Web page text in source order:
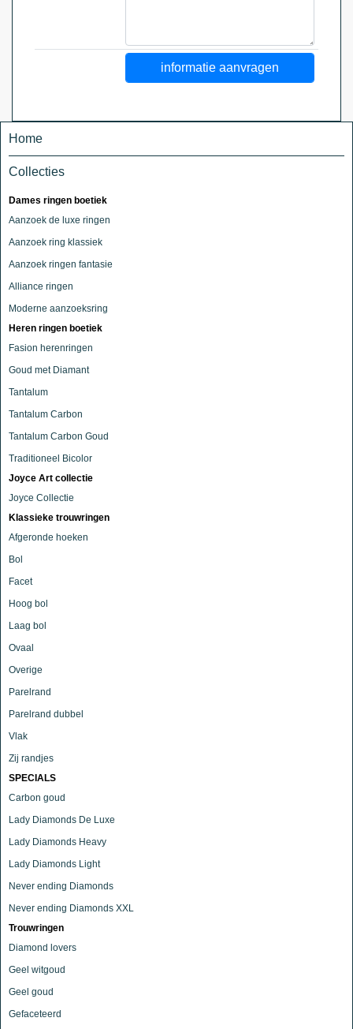
Home
Collecties
Dames ringen boetiek
Aanzoek de luxe ringen
Aanzoek ring klassiek
Aanzoek ringen fantasie
Alliance ringen
Moderne aanzoeksring
Heren ringen boetiek
Fasion herenringen
Goud met Diamant
Tantalum
Tantalum Carbon
Tantalum Carbon Goud
Traditioneel Bicolor
Joyce Art collectie
Joyce Collectie
Klassieke trouwringen
Afgeronde hoeken
Bol
Facet
Hoog bol
Laag bol
Ovaal
Overige
Parelrand
Parelrand dubbel
Vlak
Zij randjes
SPECIALS
Carbon goud
Lady Diamonds De Luxe
Lady Diamonds Heavy
Lady Diamonds Light
Never ending Diamonds
Never ending Diamonds XXL
Trouwringen
Diamond lovers
Geel witgoud
Geel goud
Gefaceteerd